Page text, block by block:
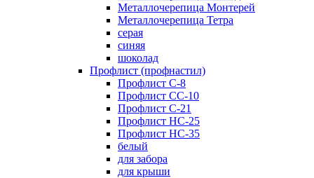
Металлочерепица Монтерей
Металлочерепица Тетра
серая
синяя
шоколад
Профлист (профнастил)
Профлист С-8
Профлист СС-10
Профлист C-21
Профлист НС-25
Профлист НС-35
белый
для забора
для крыши